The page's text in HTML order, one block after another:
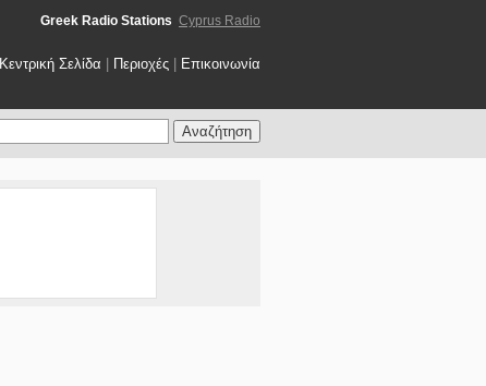
Greek Radio Stations Cyprus Radio
Κεντρική Σελίδα Περιοχές Επικοινωνία